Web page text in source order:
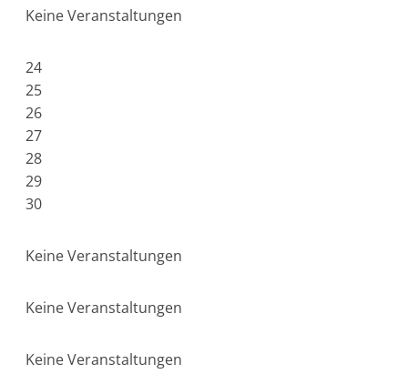
Keine Veranstaltungen
24
25
26
27
28
29
30
Keine Veranstaltungen
Keine Veranstaltungen
Keine Veranstaltungen